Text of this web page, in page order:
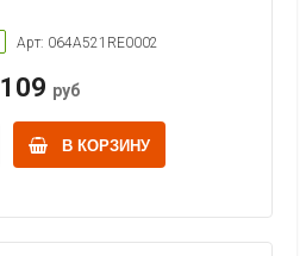
Арт: 064A521RE0002
109 руб
В КОРЗИНУ